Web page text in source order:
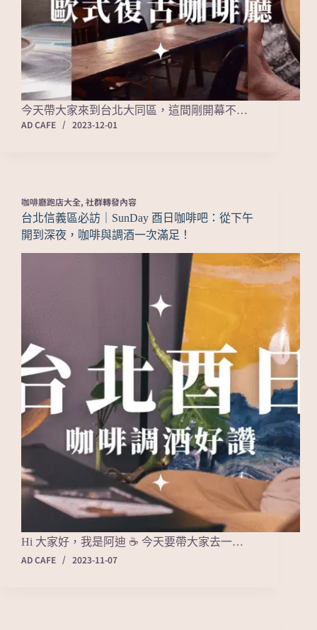
今天帶大家來到台北大同區，這間剛開幕不…
AD CAFE
2023-12-01
咖啡廳跑店大全, 社群轉發內容
台北信義區必訪｜SunDay 酉日咖啡吧：從下午
開到深夜，咖啡與調酒一次滿足！
Hi 大家好，我是阿迪 ☕ 今天要帶大家去一…
AD CAFE
2023-11-07